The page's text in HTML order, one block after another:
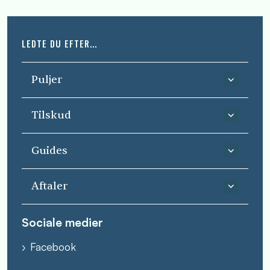
LEDTE DU EFTER...
Puljer
Tilskud
Guides
Aftaler
Sociale medier
Facebook